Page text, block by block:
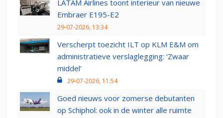
LATAM Airlines toont interieur van nieuwe
Embraer E195-E2
29-07-2026, 13:34
Verscherpt toezicht ILT op KLM E&M om
administratieve verslaglegging: ‘Zwaar
middel’
29-07-2026, 11:54
Goed nieuws voor zomerse debutanten
op Schiphol: ook in de winter alle ruimte